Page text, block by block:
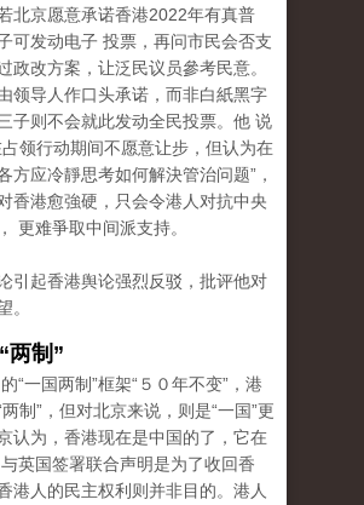
北京愿意承诺香港2022年有真普
可发动电子 投票，再问市民会否支
政改方案，让泛民议员參考民意。
领导人作口头承诺，而非白紙黑字
子则不会就此发动全民投票。他 说
领行动期间不愿意让步，但认为在
方应冷靜思考如何解決管治问题”，
香港愈強硬，只会令港人对抗中央
更难爭取中间派支持。
引起香港舆论强烈反驳，批评他对
。
两制”
“一国两制”框架“５０年不变”，港
制”，但对北京来说，则是“一国”更
认为，香港现在是中国的了，它在
英国签署联合声明是为了收回香
港人的民主权利则并非目的。港人